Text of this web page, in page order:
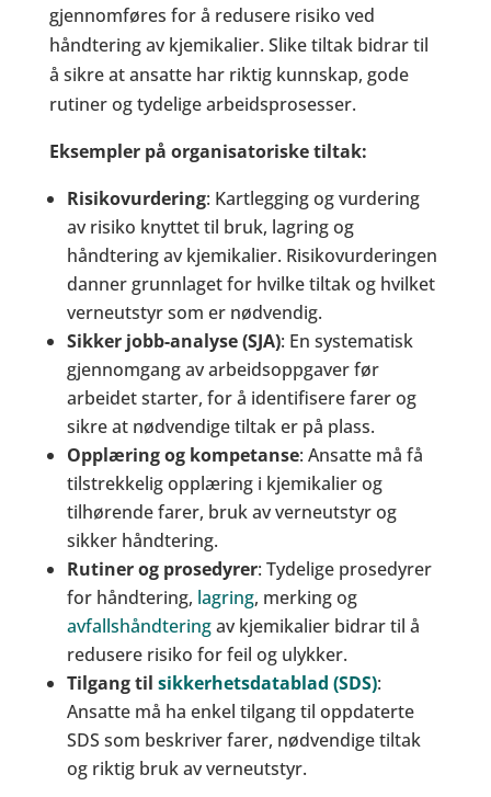
gjennomføres for å redusere risiko ved
håndtering av kjemikalier. Slike tiltak bidrar til
å sikre at ansatte har riktig kunnskap, gode
rutiner og tydelige arbeidsprosesser.
Eksempler på organisatoriske tiltak:
Risikovurdering: Kartlegging og vurdering
av risiko knyttet til bruk, lagring og
håndtering av kjemikalier. Risikovurderingen
danner grunnlaget for hvilke tiltak og hvilket
verneutstyr som er nødvendig.
Sikker jobb-analyse (SJA): En systematisk
gjennomgang av arbeidsoppgaver før
arbeidet starter, for å identifisere farer og
sikre at nødvendige tiltak er på plass.
Opplæring og kompetanse: Ansatte må få
tilstrekkelig opplæring i kjemikalier og
tilhørende farer, bruk av verneutstyr og
sikker håndtering.
Rutiner og prosedyrer: Tydelige prosedyrer
for håndtering, lagring, merking og
avfallshåndteringav kjemikalier bidrar til å
redusere risiko for feil og ulykker.
Tilgang til sikkerhetsdatablad (SDS):
Ansatte må ha enkel tilgang til oppdaterte
SDS som beskriver farer, nødvendige tiltak
og riktig bruk av verneutstyr.